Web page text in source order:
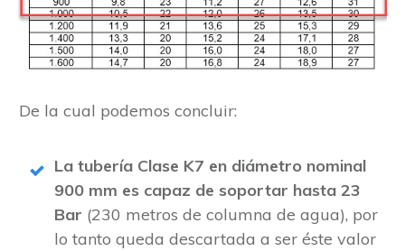
De la cual podemos concluir:
La tubería Clase K7 en diámetro nominal
900 mm es capaz de soportar hasta 23
Bar (230 metros de columna de agua), por
lo tanto queda descartada a ser éste valor